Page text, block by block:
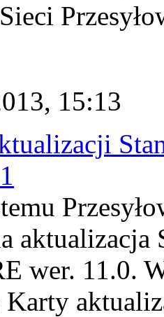
15:13
aktualizacja
wer. 11.0.
Karty